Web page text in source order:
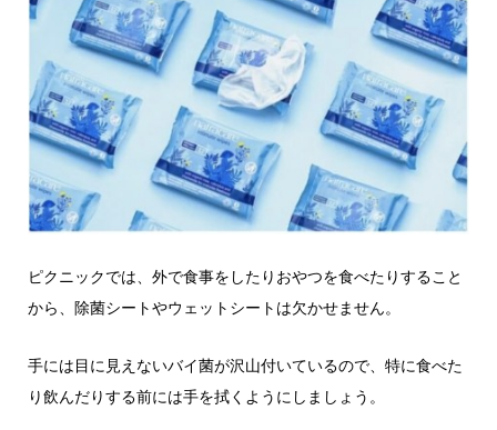
ピクニックでは、外で食事をしたりおやつを食べたりすること
から、除菌シートやウェットシートは欠かせません。
手には目に見えないバイ菌が沢山付いているので、特に食べた
り飲んだりする前には手を拭くようにしましょう。